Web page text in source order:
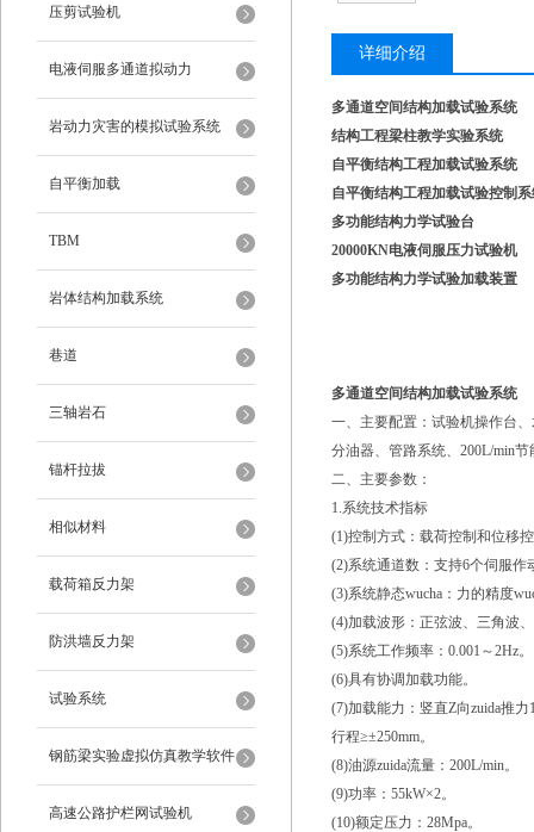
压剪试验机
电液伺服多通道拟动力
岩动力灾害的模拟试验系统
自平衡加载
TBM
岩体结构加载系统
巷道
三轴岩石
锚杆拉拔
相似材料
载荷箱反力架
防洪墙反力架
试验系统
钢筋梁实验虚拟仿真教学软件
高速公路护栏网试验机
详细介绍
多通道空间结构加载试验系统
结构工程梁柱教学实验系统
自平衡结构工程加载试验系统
自平衡结构工程加载试验控制
多功能结构力学试验台
20000KN电液伺服压力试验机
多功能结构力学试验加载装置
多通道空间结构加载试验系统
一、主要配置：试验机操作台
分油器、管路系统、200L/min
二、主要参数：
1.系统技术指标
(1)控制方式：载荷控制和位移
(2)系统通道数：支持6个伺服作
(3)系统静态wucha：力的精度
(4)加载波形：正弦波、三角波
(5)系统工作频率：0.001～2Hz。
(6)具有协调加载功能。
(7)加载能力：竖直Z向zuida推
行程≥±250mm。
(8)油源zuida流量：200L/min。
(9)功率：55kW×2。
(10)额定压力：28Mpa。